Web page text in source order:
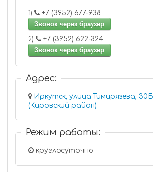
1)
+7 (3952) 677-938
Звонок через браузер
2)
+7 (3952) 622-324
Звонок через браузер
Адрес:
Иркутск, улица Тимирязева, 30Б
(Кировский район)
Режим работы:
круглосуточно